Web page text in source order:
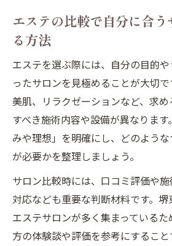
分析
エステ比較なら堺東駅周辺の
説
アクセス抜群なエステが
駅近サロンのエステ比較
堺東駅エリアのエステサ
介
エステ比較で分かる堺東
満足できるエステを見極める
エステ選びで外せない施
口コミから見える堺東駅
エステの比較で自分に合う
る方法
エステを選ぶ際には、自分の目的
ったサロンを見極めることが大切
美肌、リラクゼーションなど、求
すべき施術内容や設備が異なりま
みや理想」を明確にし、どのよう
が必要かを整理しましょう。
サロン比較時には、口コミ評価や
対応なども重要な判断材料です。
エステサロンが多く集まっている
方の体験談や評価を参考にするこ